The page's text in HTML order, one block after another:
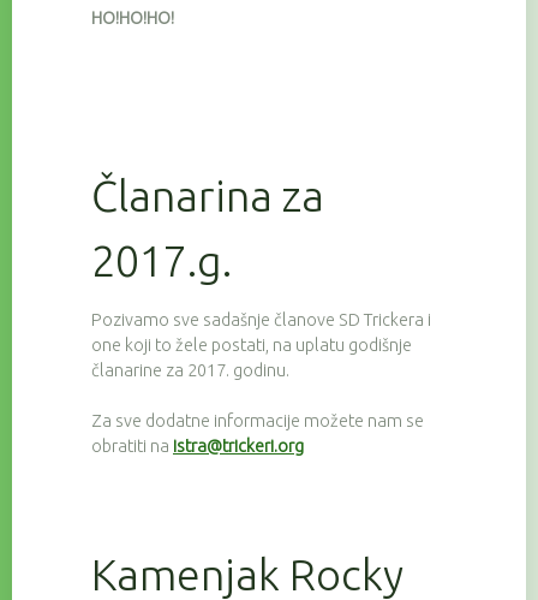
HO!HO!HO!
Članarina za
2017.g.
Pozivamo sve sadašnje članove SD Trickera i
one koji to žele postati, na uplatu godišnje
članarine za 2017. godinu.
Za sve dodatne informacije možete nam se
obratiti na istra@trickeri.org
Kamenjak Rocky